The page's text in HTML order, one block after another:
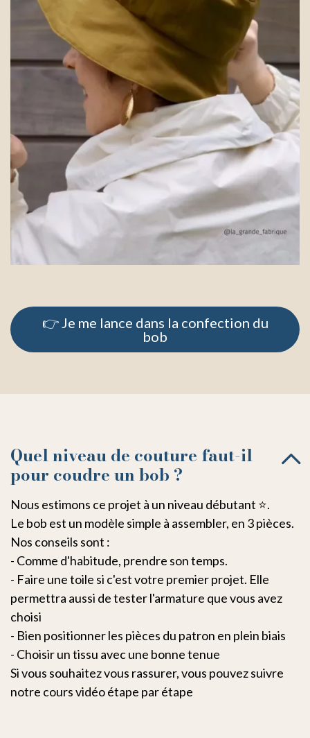
👉 Je me lance dans la confection du
bob
Quel niveau de couture faut-il
pour coudre un bob ?
Nous estimons ce projet à un niveau débutant ⭐.
Le bob est un modèle simple à assembler, en 3 pièces.
Nos conseils sont :
- Comme d'habitude, prendre son temps.
- Faire une toile si c'est votre premier projet. Elle
permettra aussi de tester l'armature que vous avez
choisi
- Bien positionner les pièces du patron en plein biais
- Choisir un tissu avec une bonne tenue
Si vous souhaitez vous rassurer, vous pouvez suivre
notre cours vidéo étape par étape